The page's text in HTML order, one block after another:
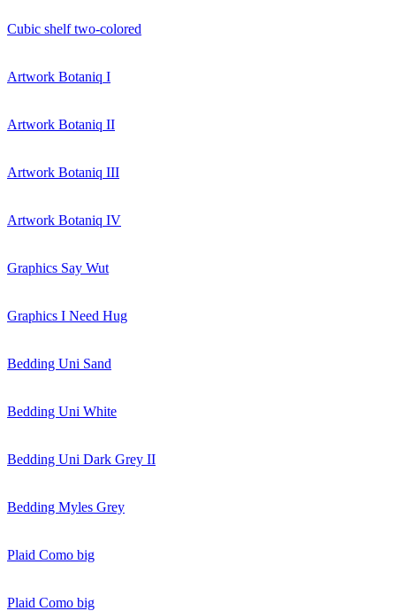
Cubic shelf two-colored
Artwork Botaniq I
Artwork Botaniq II
Artwork Botaniq III
Artwork Botaniq IV
Graphics Say Wut
Graphics I Need Hug
Bedding Uni Sand
Bedding Uni White
Bedding Uni Dark Grey II
Bedding Myles Grey
Plaid Como big
Plaid Como big